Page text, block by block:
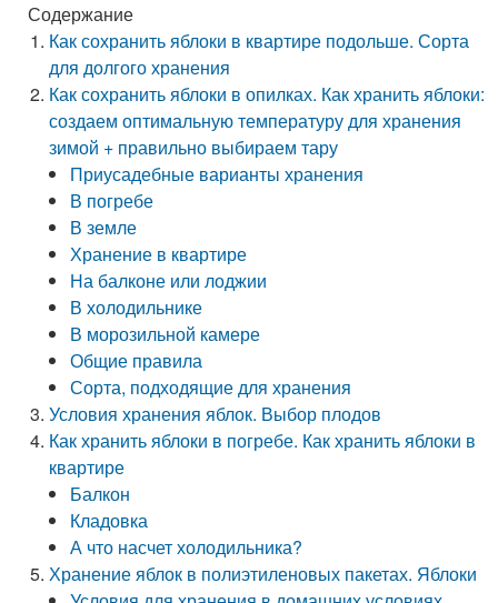
Содержание
Как сохранить яблоки в квартире подольше. Сорта
для долгого хранения
Как сохранить яблоки в опилках. Как хранить яблоки:
создаем оптимальную температуру для хранения
зимой + правильно выбираем тару
Приусадебные варианты хранения
В погребе
В земле
Хранение в квартире
На балконе или лоджии
В холодильнике
В морозильной камере
Общие правила
Сорта, подходящие для хранения
Условия хранения яблок. Выбор плодов
Как хранить яблоки в погребе. Как хранить яблоки в
квартире
Балкон
Кладовка
А что насчет холодильника?
Хранение яблок в полиэтиленовых пакетах. Яблоки